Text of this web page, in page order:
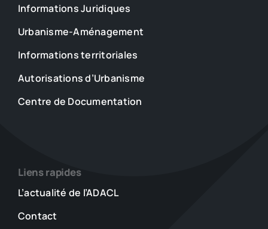
Informations Juridiques
Urbanisme-Aménagement
Informations territoriales
Autorisations d’Urbanisme
Centre de Documentation
Liens rapides
L’actualité de l’ADACL
Contact